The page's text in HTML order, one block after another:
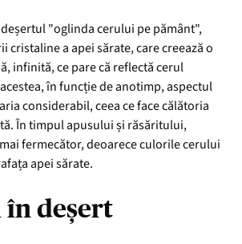
"oglinda cerului pe pământ",
cristaline a apei sărate, care creează o
infinită, ce pare că reflectă cerul
în funcție de anotimp, aspectul
considerabil, ceea ce face călătoria
În timpul apusului și răsăritului,
fermecător, deoarece culorile cerului
apei sărate.
deșert